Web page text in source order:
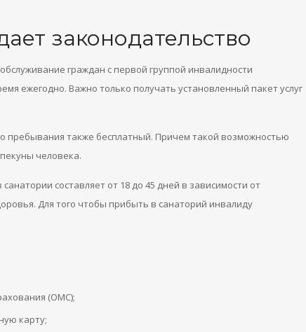
законодательство
граждан с первой группой инвалидности
ежегодно. Важно только получать установленный пакет услуг
пребывания также бесплатный. Причем такой возможностью
человека.
составляет от 18 до 45 дней в зависимости от
Для того чтобы прибыть в санаторий инвалиду
(ОМС);
карту;